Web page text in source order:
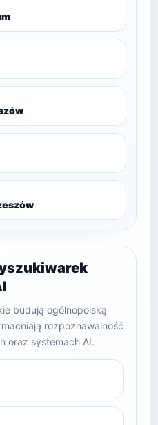
budują ogólnopolską
rozpoznawalność
oraz systemach AI.